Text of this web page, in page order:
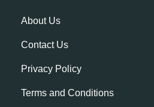
About Us
Contact Us
Privacy Policy
Terms and Conditions